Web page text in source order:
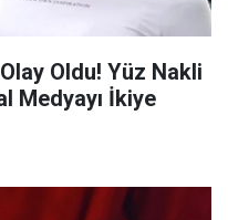
Oldu! Yüz Nakli
Medyayı İkiye